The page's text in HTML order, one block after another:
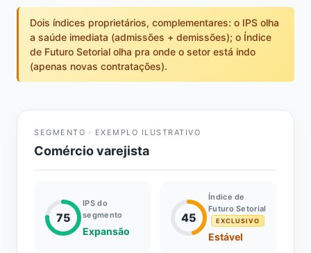
Dois índices proprietários, complementares: o IPS olha
a saúde imediata (admissões + demissões); o Índice
de Futuro Setorial olha pra onde o setor está indo
(apenas novas contratações).
SEGMENTO · EXEMPLO ILUSTRATIVO
Comércio varejista
75
IPS do
segmento
Expansão
45
Índice de
Futuro Setorial
EXCLUSIVO
Estável